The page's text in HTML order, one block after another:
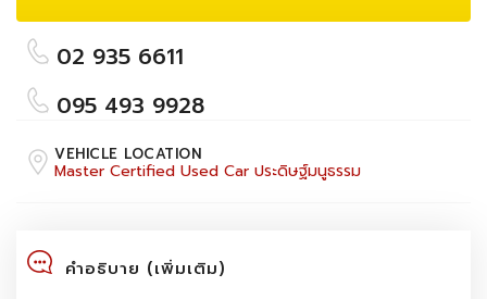
คำอธิบาย (เพิ่มเติม)
02 935 6611
095 493 9928
VEHICLE LOCATION
Master Certified Used Car ประดิษฐ์มนูธรรม